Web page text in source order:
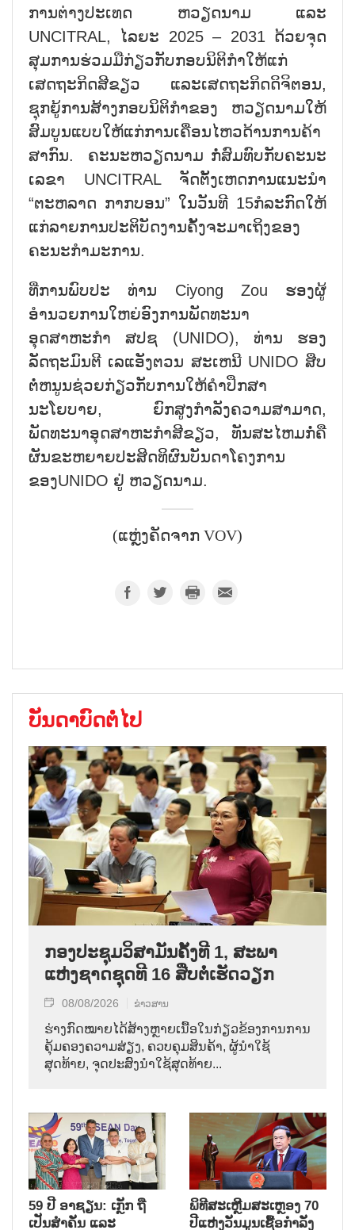
ການຕ່າງປະເທດ ຫວຽດນາມ ແລະ
UNCITRAL, ໄລຍະ 2025 – 2031 ດ້ວຍຈຸດ
ສຸມການຮ່ວມມືກ່ຽວກັບກອບນິຕິກຳໃຫ້ແກ່
ເສດຖະກິດສີຂຽວ ແລະເສດຖະກິດດິຈິຕອນ,
ຊຸກຍູ້ການສ້າງກອບນິຕິກຳຂອງ ຫວຽດນາມໃຫ້
ສົມບູນແບບໃຫ້ແກ່ການເຄື່ອນໄຫວດ້ານການຄ້າ
ສາກົນ. ຄະນະຫວຽດນາມ ກໍ່ສົມທົບກັບຄະນະ
ເລຂາ UNCITRAL ຈັດຕັ້ງເຫດການແນະນຳ
“ຕະຫລາດ ກາກບອນ” ໃນວັນທີ 15ກໍລະກົດໃຫ້
ແກ່ລາຍການປະຕິບັດງານຄັ້ງຈະມາເຖິງຂອງ
ຄະນະກຳມະການ.
ທີ່ການພົບປະ ທ່ານ Ciyong Zou ຮອງຜູ້
ອຳນວຍການໃຫຍ່ອົງການພັດທະນາ
ອຸດສາຫະກຳ ສປຊ (UNIDO), ທ່ານ ຮອງ
ລັດຖະມົນຕີ ເລແອັງຕວນ ສະເຫນີ UNIDO ສືບ
ຕໍ່ຫນູນຊ່ວຍກ່ຽວກັບການໃຫ້ຄຳປຶກສາ
ນະໂຍບາຍ, ຍົກສູງກຳລັງຄວາມສາມາດ,
ພັດທະນາອຸດສາຫະກຳສີຂຽວ, ທັນສະໄຫມກໍ່ຄື
ຜັນຂະຫຍາຍປະສິດທິຜົນບັນດາໂຄງການ
ຂອງUNIDO ຢູ່ ຫວຽດນາມ.
(ແຫຼ່ງຄັດຈາກ VOV)
ບັນດາບົດຕໍ່ໄປ
ກອງປະຊຸມວິສາມັນຄັ້ງທີ 1, ສະພາ
ແຫ່ງຊາດຊຸດທີ 16 ສືບຕໍ່ເຮັດວຽກ
08/08/2026 ຂ່າວສານ
ຮ່າງກົດໝາຍໄດ້ສ້າງຫຼາຍເນື້ອໃນກ່ຽວຂ້ອງການການ
ຄຸ້ມຄອງຄວາມສ່ຽງ, ຄວບຄຸມສິນຄ້າ, ຜູ້ນຳໃຊ້
ສຸດທ້າຍ, ຈຸດປະສົງນຳໃຊ້ສຸດທ້າຍ...
59 ປີ ອາຊຽນ: ເກຼັກ ຖື
ເປັນສຳຄັນ ແລະ
ພິທີສະເຫຼີມສະເຫຼອງ 70
ປີແຫ່ງວັນມູນເຊື້ອກຳລັງ